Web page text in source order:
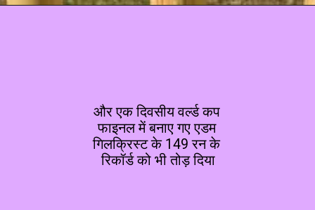
और एक दिवसीय वर्ल्ड कप
फाइनल में बनाए गए एडम
गिलक्रिस्ट के 149 रन के
रिकॉर्ड को भी तोड़ दिया